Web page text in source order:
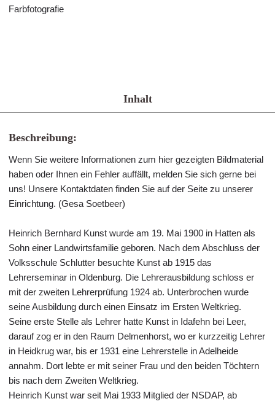
Farbfotografie
Inhalt
Beschreibung:
Wenn Sie weitere Informationen zum hier gezeigten Bildmaterial
haben oder Ihnen ein Fehler auffällt, melden Sie sich gerne bei
uns! Unsere Kontaktdaten finden Sie auf der Seite zu unserer
Einrichtung. (Gesa Soetbeer)
Heinrich Bernhard Kunst wurde am 19. Mai 1900 in Hatten als
Sohn einer Landwirtsfamilie geboren. Nach dem Abschluss der
Volksschule Schlutter besuchte Kunst ab 1915 das
Lehrerseminar in Oldenburg. Die Lehrerausbildung schloss er
mit der zweiten Lehrerprüfung 1924 ab. Unterbrochen wurde
seine Ausbildung durch einen Einsatz im Ersten Weltkrieg.
Seine erste Stelle als Lehrer hatte Kunst in Idafehn bei Leer,
darauf zog er in den Raum Delmenhorst, wo er kurzzeitig Lehrer
in Heidkrug war, bis er 1931 eine Lehrerstelle in Adelheide
annahm. Dort lebte er mit seiner Frau und den beiden Töchtern
bis nach dem Zweiten Weltkrieg.
Heinrich Kunst war seit Mai 1933 Mitglied der NSDAP, ab